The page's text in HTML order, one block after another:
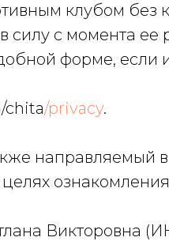
клубом без
силу с момента
форме, если
chita/privacy.
направляемый
Викторовна